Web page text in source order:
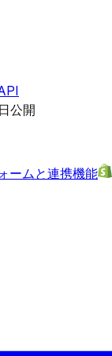
公開
ームと連携機能